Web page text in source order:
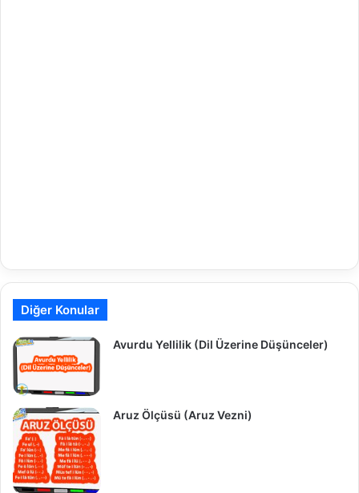
Diğer Konular
Avurdu Yellilik (Dil Üzerine Düşünceler)
Aruz Ölçüsü (Aruz Vezni)